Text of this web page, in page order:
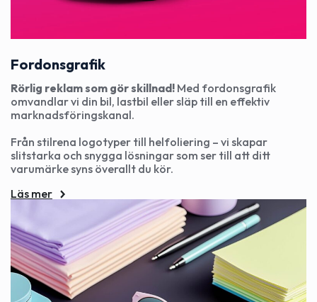
Fordonsgrafik
Rörlig reklam som gör skillnad! Med fordonsgrafik
omvandlar vi din bil, lastbil eller släp till en effektiv
marknadsföringskanal.
Från stilrena logotyper till helfoliering – vi skapar
slitstarka och snygga lösningar som ser till att ditt
varumärke syns överallt du kör.
Läs mer